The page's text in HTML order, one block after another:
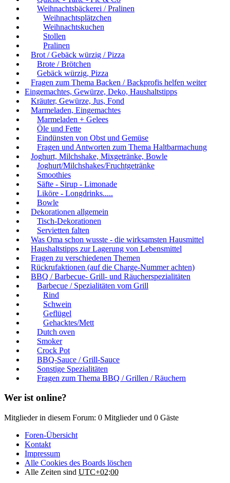
Weihnachtsbäckerei / Pralinen
Weihnachtsplätzchen
Weihnachtskuchen
Stollen
Pralinen
Brot / Gebäck würzig / Pizza
Brote / Brötchen
Gebäck würzig, Pizza
Fragen zum Thema Backen / Backprofis helfen weiter
Eingemachtes, Gewürze, Deko, Haushaltstipps
Kräuter, Gewürze, Jus, Fond
Marmeladen, Eingemachtes
Marmeladen + Gelees
Öle und Fette
Eindünsten von Obst und Gemüse
Fragen und Antworten zum Thema Haltbarmachung
Joghurt, Milchshake, Mixgetränke, Bowle
Joghurt/Milchshakes/Fruchtgetränke
Smoothies
Säfte - Sirup - Limonade
Liköre - Longdrinks.....
Bowle
Dekorationen allgemein
Tisch-Dekorationen
Servietten falten
Was Oma schon wusste - die wirksamsten Hausmittel
Haushaltstipps zur Lagerung von Lebensmittel
Fragen zu verschiedenen Themen
Rückrufaktionen (auf die Charge-Nummer achten)
BBQ / Barbecue- Grill- und Räucherspezialitäten
Barbecue / Spezialitäten vom Grill
Rind
Schwein
Geflügel
Gehacktes/Mett
Dutch oven
Smoker
Crock Pot
BBQ-Sauce / Grill-Sauce
Sonstige Spezialitäten
Fragen zum Thema BBQ / Grillen / Räuchern
Wer ist online?
Mitglieder in diesem Forum: 0 Mitglieder und 0 Gäste
Foren-Übersicht
Kontakt
Impressum
Alle Cookies des Boards löschen
Alle Zeiten sind UTC+02:00